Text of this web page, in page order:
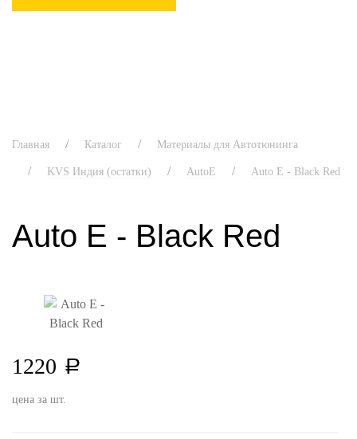
Главная Каталог Материалы для Автотюнинга
KVS Индия (остатки) AutoE Auto E - Black Red
Auto E - Black Red
1220 a
цена за шт.